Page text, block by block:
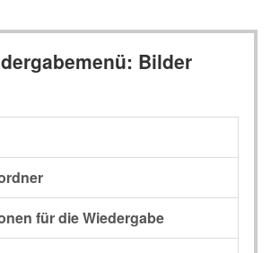
Bilder
für die Wiedergabe